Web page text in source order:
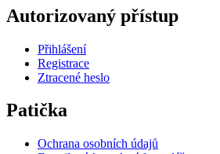
Autorizovaný přístup
Přihlášení
Registrace
Ztracené heslo
Patička
Ochrana osobních údajů